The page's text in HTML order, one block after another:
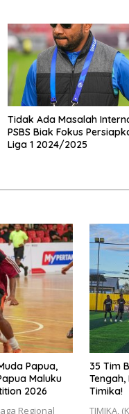
Tidak Ada Masalah
PSBS Biak Fokus
Liga 1 2024/2025
Papua,
Maluku
2026
Regional
35 Tim
Timika!
TIMIKA,